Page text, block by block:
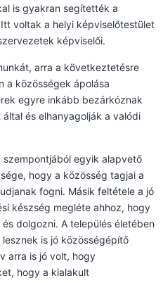
is gyakran segítették a
voltak a helyi képviselőtestület
képviselői.
arra a következtetésre
a közösségek ápolása
egyre inkább bezárkóznak
és elhanyagolják a valódi
szempontjából egyik alapvető
hogy a közösség tagjai a
fogni. Másik feltétele a jó
készség megléte ahhoz, hogy
dolgozni. A település életében
is jó közösségépítő
arra is jó volt, hogy
hogy a kialakult